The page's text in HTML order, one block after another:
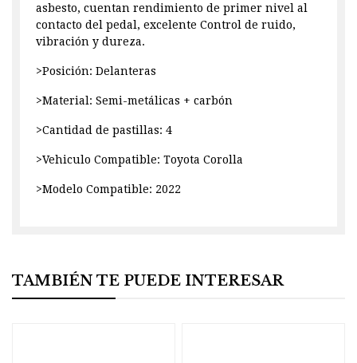
asbesto, cuentan rendimiento de primer nivel al
contacto del pedal, excelente Control de ruido,
vibración y dureza.
>Posición: Delanteras
>Material: Semi-metálicas + carbón
>Cantidad de pastillas: 4
>Vehiculo Compatible: Toyota Corolla
>Modelo Compatible: 2022
TAMBIÉN TE PUEDE INTERESAR